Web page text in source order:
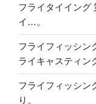
フライタイイング
イ…。
フライフィッシン
ライキャスティン
フライフィッシン
り。